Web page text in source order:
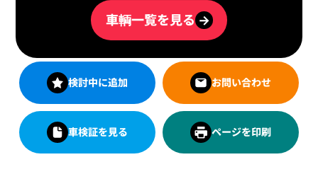
車輌一覧を見る →
検討中に追加 お問い合わせ
車検証を見る ページを印刷